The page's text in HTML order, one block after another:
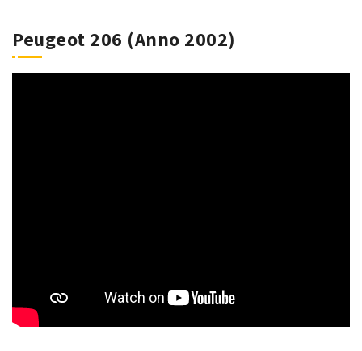
Peugeot 206 (Anno 2002)